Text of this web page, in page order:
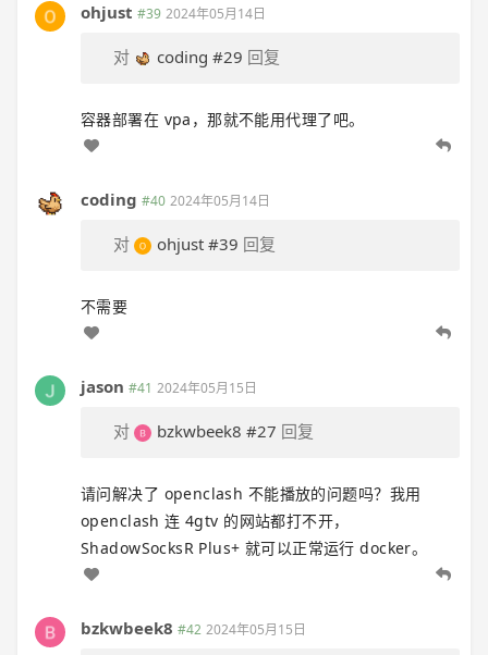
ohjust #39 2024年05月14日
对 coding #29 回复
容器部署在 vpa，那就不能用代理了吧。
coding #40 2024年05月14日
对 ohjust #39 回复
不需要
jason #41 2024年05月15日
对 bzkwbeek8 #27 回复
请问解决了 openclash 不能播放的问题吗？我用
openclash 连 4gtv 的网站都打不开，
ShadowSocksR Plus+ 就可以正常运行 docker。
bzkwbeek8 #42 2024年05月15日